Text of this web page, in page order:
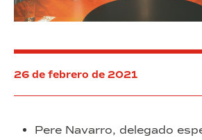
26 de febrero de 2021
Pere Navarro, delegado